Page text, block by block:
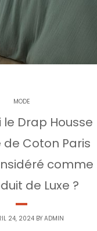
MODE
le Drap Housse
de Coton Paris
comme
de Luxe ?
24, 2024 BY ADMIN